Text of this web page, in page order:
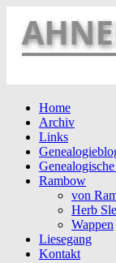
Home
Archiv
Links
Rambow
von
Herb
Wappen
Liesegang
Kontakt